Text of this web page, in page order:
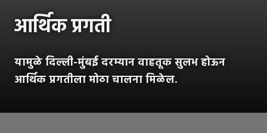
आर्थिक प्रगती
यामुळे दिल्ली-मुंबई दरम्यान वाहतूक सुलभ होऊन
आर्थिक प्रगतीला मोठा चालना मिळेल.